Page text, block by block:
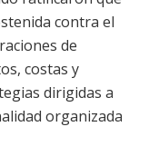
contra el
de
costas y
dirigidas a
organizada